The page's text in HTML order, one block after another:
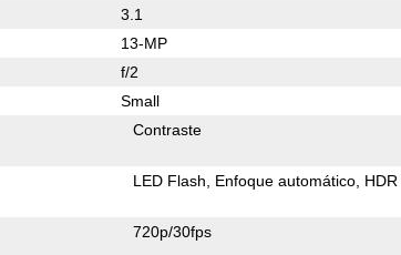
3.1
13-MP
f/2
Small
Contraste
LED Flash Enfoque automático
720p/30fps